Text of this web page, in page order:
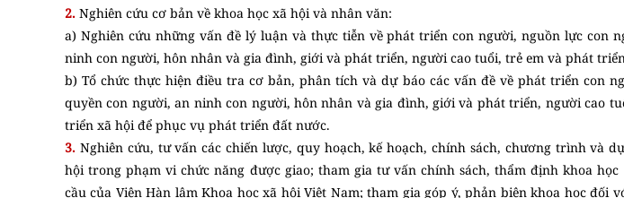
2. Nghiên cứu cơ bản về khoa học xã hội và nhân văn:
a) Nghiên cứu những vấn đề lý luận và thực tiễn về phát triển con người, nguồn lực con
ninh con người, hôn nhân và gia đình, giới và phát triển, người cao tuổi, trẻ em và phát
b) Tổ chức thực hiện điều tra cơ bản, phân tích và dự báo các vấn đề về phát triển con
quyền con người, an ninh con người, hôn nhân và gia đình, giới và phát triển, người cao
triển xã hội để phục vụ phát triển đất nước.
3. Nghiên cứu, tư vấn các chiến lược, quy hoạch, kế hoạch, chính sách, chương trình và
hội trong phạm vi chức năng được giao; tham gia tư vấn chính sách, thẩm định khoa học
cầu của Viện Hàn lâm Khoa học xã hội Việt Nam; tham gia góp ý, phản biện khoa học đối